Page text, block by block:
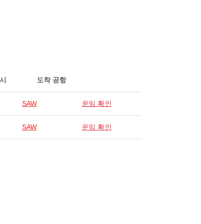
도착 공항
SAW 운임 확인
SAW 운임 확인